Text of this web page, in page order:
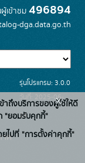
เข้าชม496894
dga.data.go.th
าค
รุ่นโปรแกรม: 3.0.0
วันที่: 2025-06-
26
าถึงบริการของผู้ใช้ให้ดี
"ยอมรับคุกกี้"
ไปที่ "การตั้งค่าคุกกี้"
x